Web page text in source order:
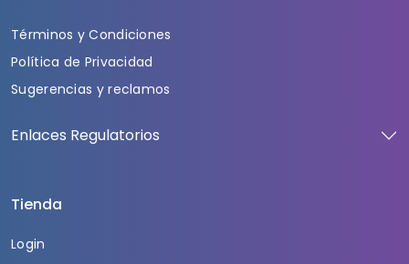
Términos y Condiciones
Política de Privacidad
Sugerencias y reclamos
Enlaces Regulatorios
Tienda
Login